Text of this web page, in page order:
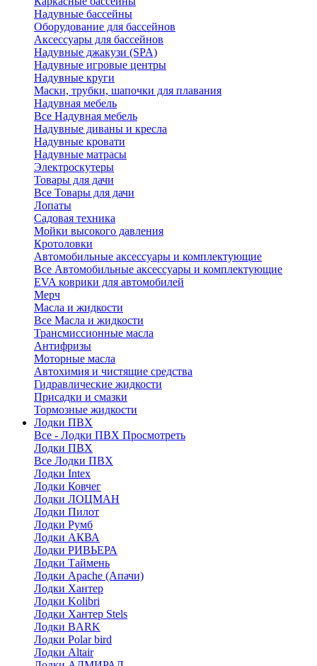
Надувные бассейны
Оборудование для бассейнов
Аксессуары для бассейнов
Надувные джакузи (SPA)
Надувные игровые центры
Надувные круги
Маски, трубки, шапочки для плавания
Надувная мебель
Все Надувная мебель
Надувные диваны и кресла
Надувные кровати
Надувные матрасы
Электроскутеры
Товары для дачи
Все Товары для дачи
Лопаты
Садовая техника
Мойки высокого давления
Кротоловки
Автомобильные аксессуары и комплектующие
Все Автомобильные аксессуары и комплектующие
EVA коврики для автомобилей
Мерч
Масла и жидкости
Все Масла и жидкости
Трансмиссионные масла
Антифризы
Моторные масла
Автохимия и чистящие средства
Гидравлические жидкости
Присадки и смазки
Тормозные жидкости
Лодки ПВХ
Все - Лодки ПВХ Просмотреть
Лодки ПВХ
Все Лодки ПВХ
Лодки Intex
Лодки Ковчег
Лодки ЛОЦМАН
Лодки Пилот
Лодки Румб
Лодки АКВА
Лодки РИВЬЕРА
Лодки Таймень
Лодки Apache (Апачи)
Лодки Хантер
Лодки Kolibri
Лодки Хантер Stels
Лодки BARK
Лодки Polar bird
Лодки Altair